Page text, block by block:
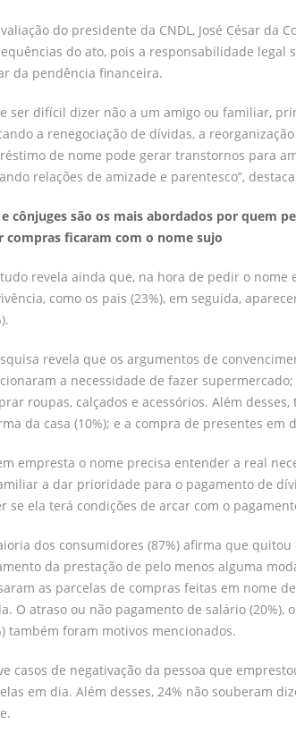
do presidente da CNDL, José César
do ato, pois a responsabilidade
da pendência financeira.
ser difícil dizer não a um amigo ou familiar,
a renegociação de dívidas, a
de nome pode gerar transtornos para
relações de amizade e parentesco”,
e cônjuges são os mais abordados por quem
compras ficaram com o nome sujo
revela ainda que, na hora de pedir o
como os pais (23%), em seguida,
revela que os argumentos de
a necessidade de fazer
roupas, calçados e acessórios. Além
da casa (10%); e a compra de presentes em
empresta o nome precisa entender a real
a dar prioridade para o pagamento de
se ela terá condições de arcar com o
dos consumidores (87%) afirma que
da prestação de pelo menos alguma
as parcelas de compras feitas em nome
O atraso ou não pagamento de salário (20%),
também foram motivos mencionados.
casos de negativação da pessoa que
em dia. Além desses, 24% não souberam